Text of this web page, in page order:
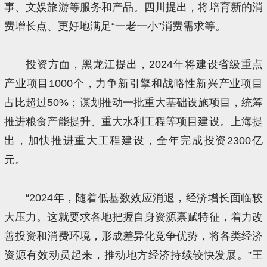
事、文娱旅游等服务和产品。四川提出，将培育新的消
费增长点、更好地满足“一老一小”消费需求等。
投资方面，黑龙江提出，2024年将建设省级重点
产业项目1000个，力争新引擎和战略性新兴产业项目
占比超过50%；谋划推动一批重大基础设施项目，统筹
推进粮食产能提升、重大水利工程等项目建设。上海提
出，加快推进重大工程建设，全年完成投资2300亿
元。
“2024年，随着低基数效应消退，经济增长面临较
大压力。这就要求各地把握自身资源禀赋特征，着力改
善投资和消费环境，形成差异化竞争优势，将各类经济
资源有效动员起来，推动地方经济持续较快发展。”王